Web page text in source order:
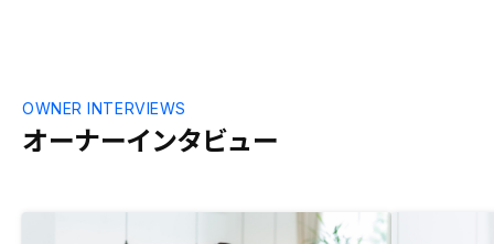
オーナーインタビュー
OWNER INTERVIEWS